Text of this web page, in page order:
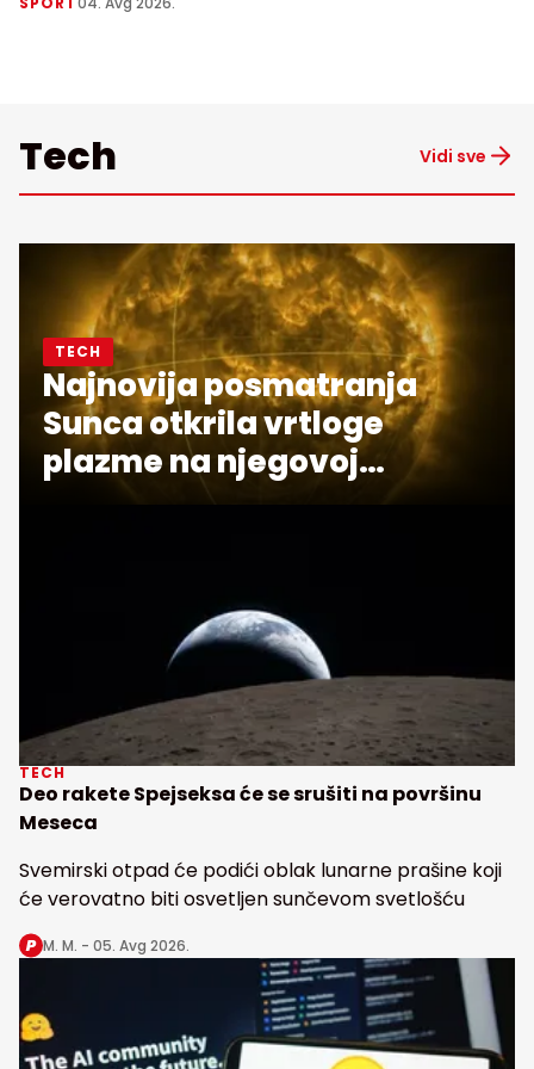
Tech Vidi sve
TECH
Najnovija posmatranja
Sunca otkrila vrtloge
plazme na njegovoj
površini
TECH
Deo rakete Spejseksa će se srušiti na površinu
Meseca
Svemirski otpad će podići oblak lunarne prašine koji
će verovatno biti osvetljen sunčevom svetlošću
M. M. - 05. Avg 2026.